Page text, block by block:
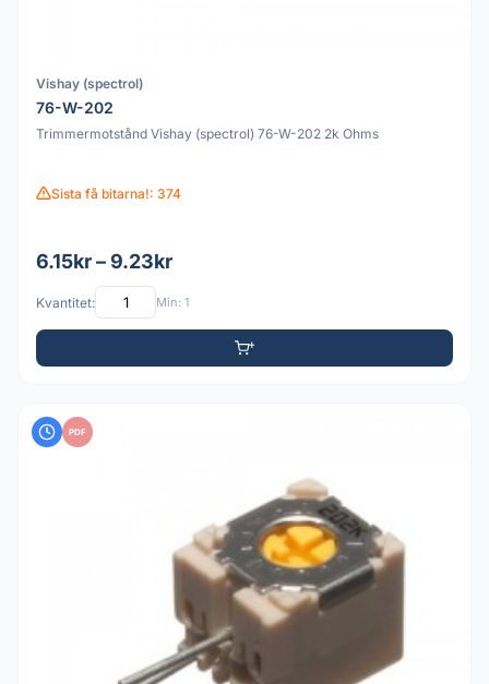
Vishay (spectrol)
76-W-202
Trimmermotstånd Vishay (spectrol) 76-W-202 2k Ohms
Sista få bitarna!: 374
6.15kr – 9.23kr
Kvantitet: Min: 1
PDF